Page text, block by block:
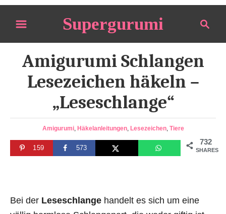
i
a
r
h
Supergurumi
Amigurumi Schlangen
Lesezeichen häkeln –
„Leseschlange“
C
a
t
i
e
Amigurumi, Häkelanleitungen, Lesezeichen, Tiere
732
SHARES
159 573
Bei der Leseschlange handelt es sich um eine